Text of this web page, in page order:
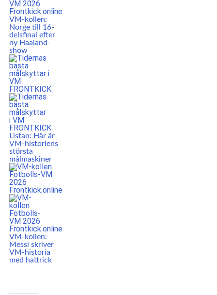
VM-kollen:
Norge till 16-
delsfinal efter
ny Haaland-
show
Listan: Här är
VM-historiens
största
målmaskiner
VM-kollen:
Messi skriver
VM-historia
med hattrick